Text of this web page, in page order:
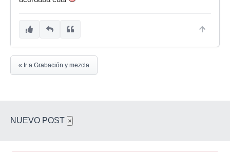
« Ir a Grabación y mezcla
NUEVO POST ×